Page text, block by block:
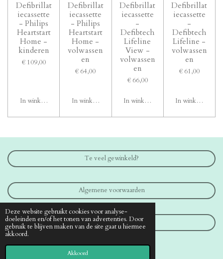
Deze website gebruikt cookies voor analyse-
doeleinden en/of het tonen van advertenties. Door
gebruik te blijven maken van de site gaat u hiermee
akkoord.
Akkoord
Defibrillat
iecassette
- Philips
Heartstart
Home -
kinderen
€ 109,00
In winkelwagen
Defibrillat
iecassette
- Philips
Heartstart
Home -
volwassen
en
€ 64,00
In winkelwagen
Defibrillat
iecassette
-
Defibtech
Lifeline
View -
volwassen
en
€ 66,00
In winkelwagen
Defibrillat
iecassette
-
Defibtech
Lifeline -
volwassen
en
€ 61,00
In winkelwagen
Te veel gewinkeld?
Algemene voorwaarden
Contact
© 2019 - 2026 www.medical-shop.nl